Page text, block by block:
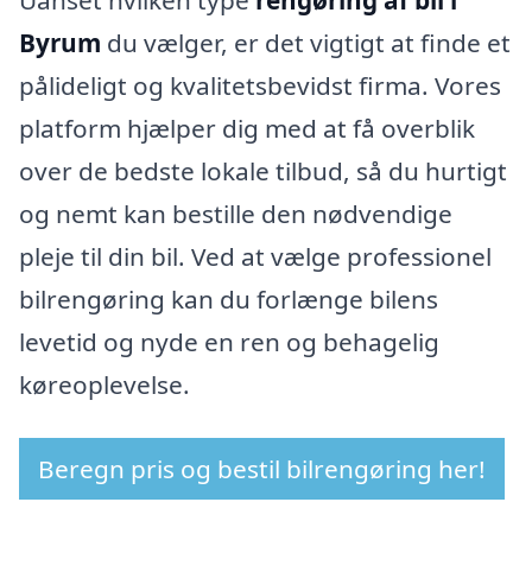
Byrum du vælger, er det vigtigt at finde et
pålideligt og kvalitetsbevidst firma. Vores
platform hjælper dig med at få overblik
over de bedste lokale tilbud, så du hurtigt
og nemt kan bestille den nødvendige
pleje til din bil. Ved at vælge professionel
bilrengøring kan du forlænge bilens
levetid og nyde en ren og behagelig
køreoplevelse.
Beregn pris og bestil bilrengøring her!